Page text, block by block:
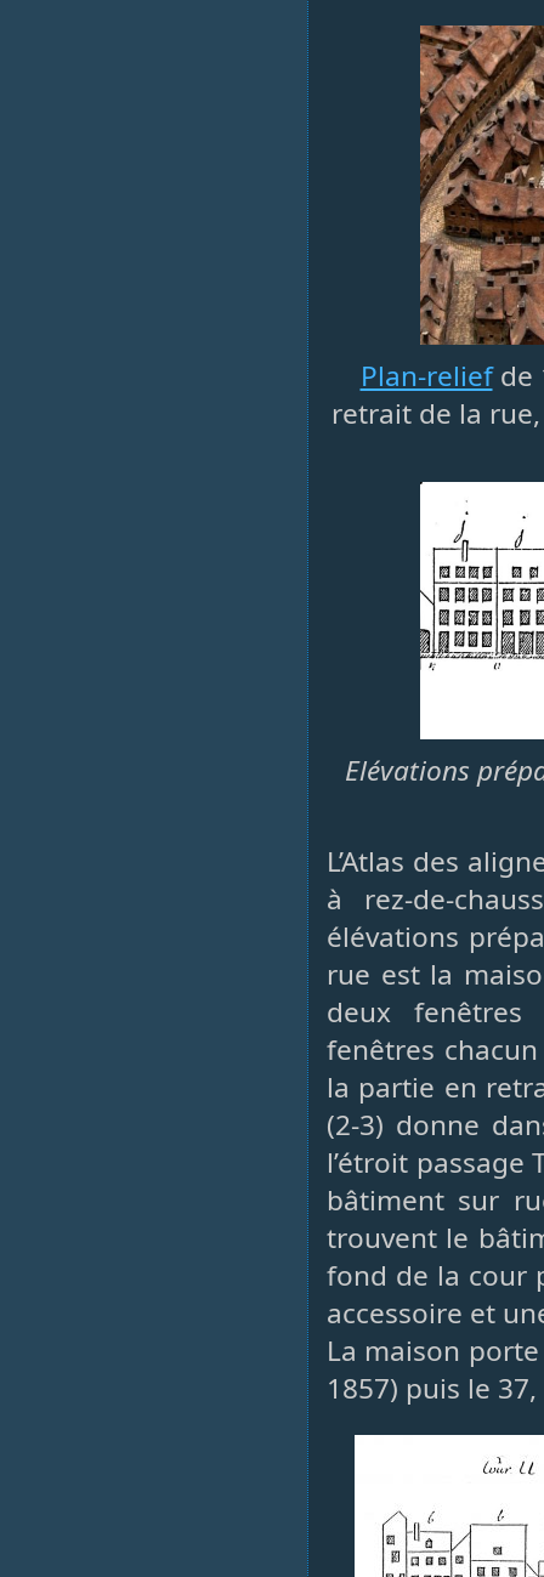
Plan-reliefde
retrait de la
Elévations
L’Atlas des
à rez-de-
élévations
rue est la
deux fenêtres
fenêtres
la partie en
(2-3) donne
l’étroit passage
bâtiment sur
trouvent le
fond de la cour
accessoire et
La maison
1857) puis le